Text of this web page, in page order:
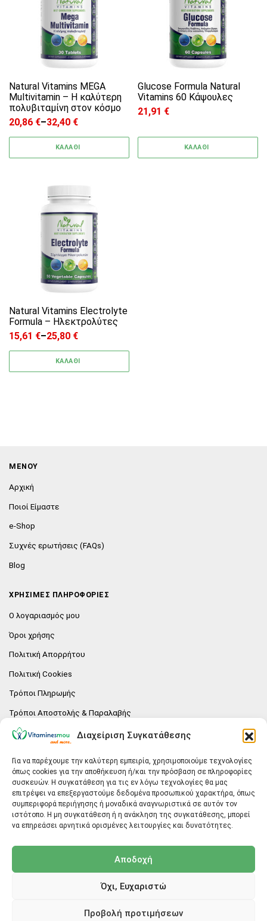
Διαχείριση Συγκατάθεσης
Για να παρέχουμε την καλύτερη εμπειρία, χρησιμοποιούμε τεχνολογίες
όπως cookies για την αποθήκευση ή/και την πρόσβαση σε πληροφορίες
συσκευών. Η συγκατάθεση για τις εν λόγω τεχνολογίες θα μας
επιτρέψει να επεξεργαστούμε δεδομένα προσωπικού χαρακτήρα, όπως
συμπεριφορά περιήγησης ή μοναδικά αναγνωριστικά σε αυτόν τον
ιστότοπο. Η μη συγκατάθεση ή η ανάκληση της συγκατάθεσης, μπορεί
να επηρεάσει αρνητικά ορισμένες λειτουργίες και δυνατότητες.
Αποδοχή
Όχι, Ευχαριστώ
Προβολή προτιμήσεων
Natural Vitamins MEGA
Multivitamin – Η καλύτερη
πολυβιταμίνη στον κόσμο
20,86 €–32,40 €
Price range: 20,86 € through 32,40 €
ΚΑΛΑΘΙ
Glucose Formula Natural
Vitamins 60 Κάψουλες
21,91 €
ΚΑΛΑΘΙ
Natural Vitamins Electrolyte
Formula – Ηλεκτρολύτες
15,61 €–25,80 €
Price range: 15,61 € through 25,80 €
ΚΑΛΑΘΙ
Αυτό το προϊόν έχει πολλαπλές
ΜΕΝΟΥ
Αρχική
Ποιοί Είμαστε
e-Shop
Συχνές ερωτήσεις (FAQs)
Blog
ΧΡΗΣΙΜΕΣ ΠΛΗΡΟΦΟΡΙΕΣ
Ο λογαριασμός μου
Όροι χρήσης
Πολιτική Απορρήτου
Πολιτική Cookies
Τρόποι Πληρωμής
Τρόποι Αποστολής & Παραλαβής
Πολιτική επιστροφών
E-SHOP
Vitaminesmou.gr.
Άγιος Δημήτριος T.K.17236
Αττική
Copyright ©2026 Vitaminesmou.gr